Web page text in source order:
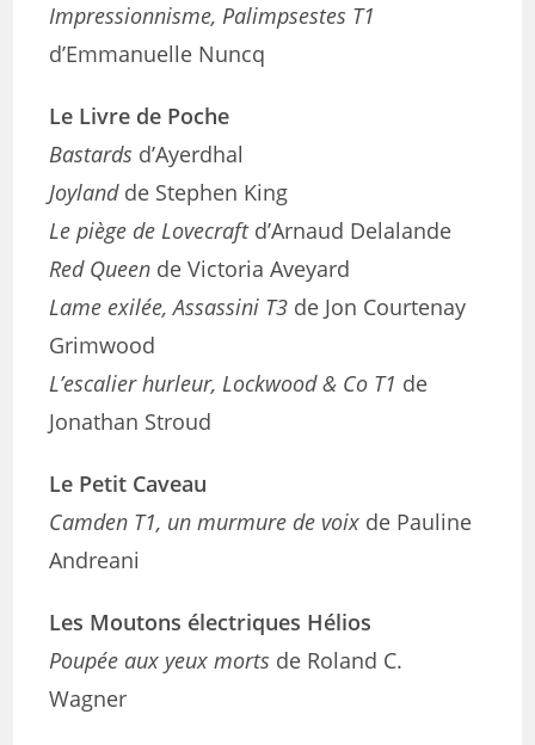
Impressionnisme, Palimpsestes T1
d’Emmanuelle Nuncq
Le Livre de Poche
Bastards d’Ayerdhal
Joylandde Stephen King
Le piège de Lovecraftd’Arnaud Delalande
Red Queen de Victoria Aveyard
Lame exilée, Assassini T3 de Jon Courtenay
Grimwood
L’escalier hurleur, Lockwood & Co T1 de
Jonathan Stroud
Le Petit Caveau
Camden T1, un murmure de voix de Pauline
Andreani
Les Moutons électriques Hélios
Poupée aux yeux morts de Roland C.
Wagner